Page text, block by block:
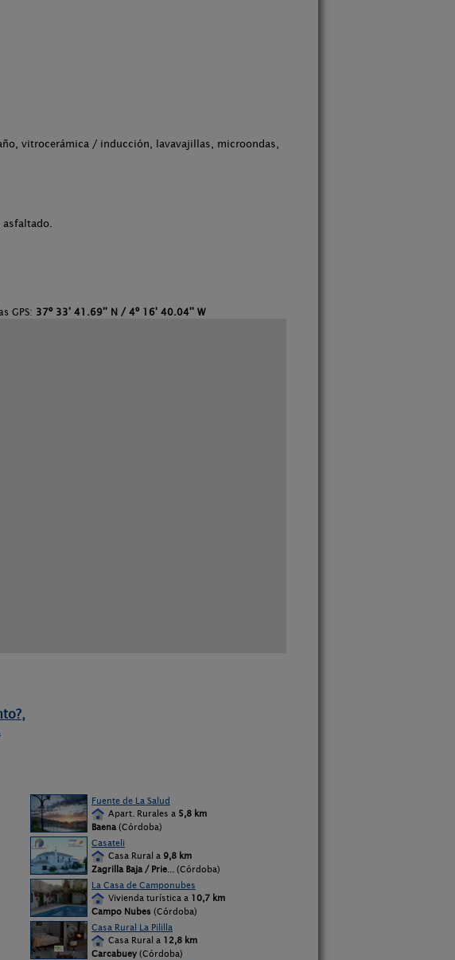
vitrocerámica / inducción, lavavajillas, microondas,
asfaltado.
GPS: 37º 33' 41.69'' N / 4º 16' 40.04'' W
Fuente de La Salud
Apart. Rurales a 5,8 km
Baena (Córdoba)
Casateli
Casa Rural a 9,8 km
Zagrilla Baja / Prie... (Córdoba)
La Casa de Camponubes
Vivienda turística a 10,7 km
Campo Nubes (Córdoba)
Casa Rural La Pililla
Casa Rural a 12,8 km
Carcabuey (Córdoba)